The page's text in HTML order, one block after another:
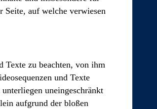
Seite, auf welche verwiesen
Texte zu beachten, von ihm
und Texte
uneingeschränkt
aufgrund der bloßen